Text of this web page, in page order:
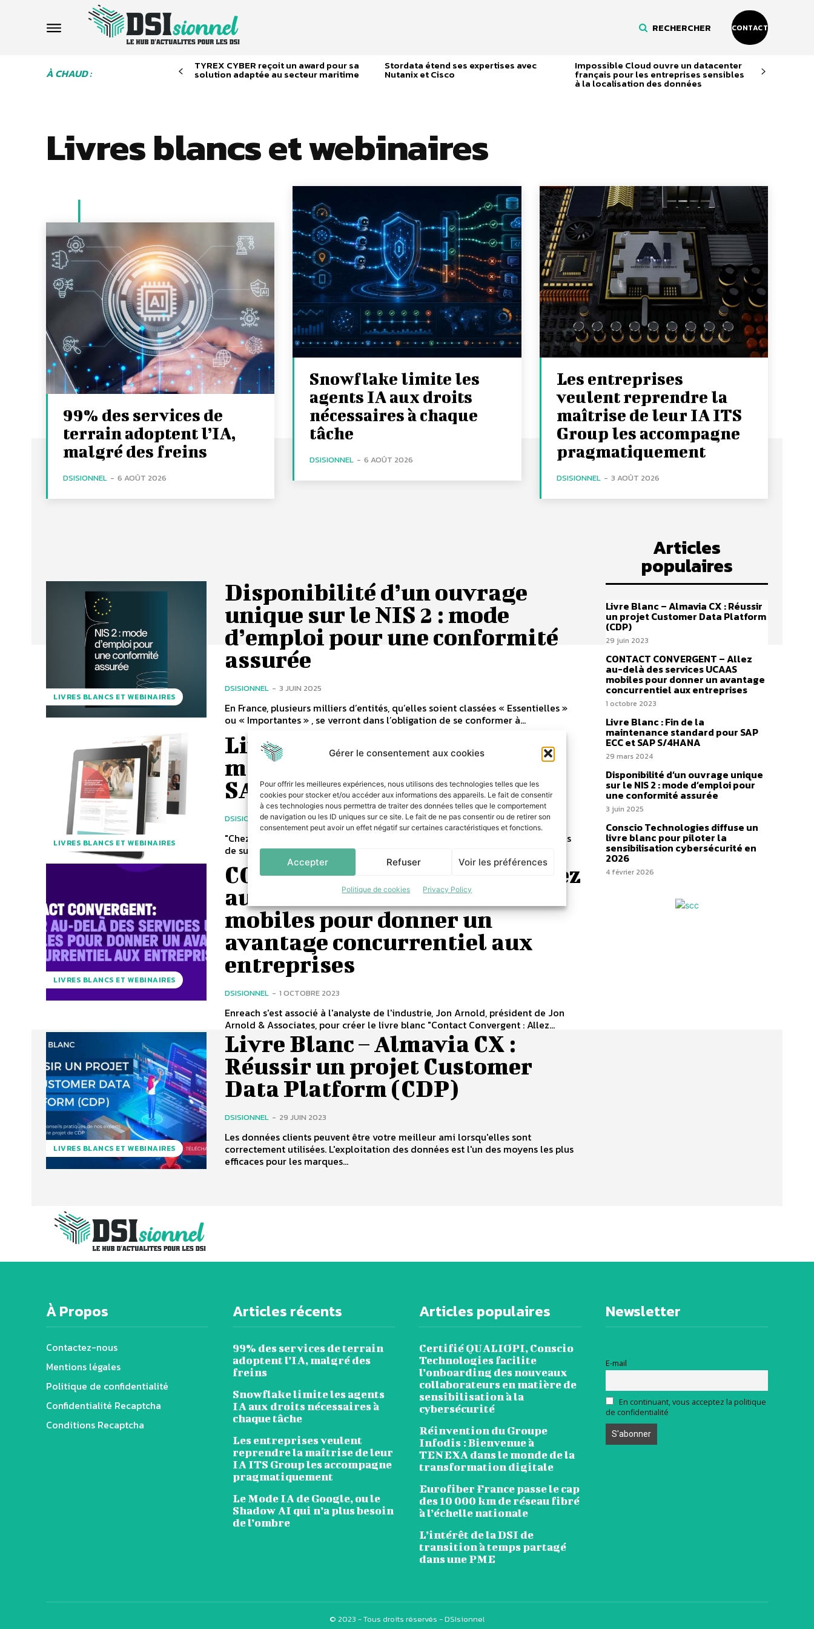
Gérer le consentement aux cookies
Pour offrir les meilleures expériences, nous utilisons des technologies telles que les
cookies pour stocker et/ou accéder aux informations des appareils. Le fait de consentir
à ces technologies nous permettra de traiter des données telles que le comportement
de navigation ou les ID uniques sur ce site. Le fait de ne pas consentir ou de retirer son
consentement peut avoir un effet négatif sur certaines caractéristiques et fonctions.
Accepter Refuser Voir les préférences
Politique de cookies Privacy Policy
RECHERCHER CONTACT
À CHAUD :
TYREX CYBER reçoit un award pour sa
solution adaptée au secteur maritime
Stordata étend ses expertises avec
Nutanix et Cisco
Impossible Cloud ouvre un datacenter
français pour les entreprises sensibles
à la localisation des données
Livres blancs et webinaires
99% des services de
terrain adoptent l’IA,
malgré des freins
DSISIONNEL - 6 AOÛT 2026
Snowflake limite les
agents IA aux droits
nécessaires à chaque
tâche
DSISIONNEL - 6 AOÛT 2026
Les entreprises
veulent reprendre la
maîtrise de leur IA ITS
Group les accompagne
pragmatiquement
DSISIONNEL - 3 AOÛT 2026
LIVRES BLANCS ET WEBINAIRES
Disponibilité d’un ouvrage
unique sur le NIS 2 : mode
d’emploi pour une conformité
assurée
DSISIONNEL - 3 JUIN 2025
En France, plusieurs milliers d’entités, qu’elles soient classées « Essentielles »
ou « Importantes » , se verront dans l’obligation de se conformer à...
LIVRES BLANCS ET WEBINAIRES
Livre Blanc : Fin de la
maintenance standard pour
SAP ECC et SAP S/4HANA
DSISIONNEL - 29 MARS 2024
"Chez delaware, nous tenons à informer pleinement nos clients sur les options
de support de leur ERP SAP. Bien que SAP ait annoncé que...
LIVRES BLANCS ET WEBINAIRES
CONTACT CONVERGENT – Allez
au-delà des services UCAAS
mobiles pour donner un
avantage concurrentiel aux
entreprises
DSISIONNEL - 1 OCTOBRE 2023
Enreach s'est associé à l'analyste de l'industrie, Jon Arnold, président de Jon
Arnold & Associates, pour créer le livre blanc "Contact Convergent : Allez...
LIVRES BLANCS ET WEBINAIRES
Livre Blanc – Almavia CX :
Réussir un projet Customer
Data Platform (CDP)
DSISIONNEL - 29 JUIN 2023
Les données clients peuvent être votre meilleur ami lorsqu'elles sont
correctement utilisées. L'exploitation des données est l'un des moyens les plus
efficaces pour les marques...
Articles
populaires
Livre Blanc – Almavia CX : Réussir
un projet Customer Data Platform
(CDP)
29 juin 2023
CONTACT CONVERGENT – Allez
au-delà des services UCAAS
mobiles pour donner un avantage
concurrentiel aux entreprises
1 octobre 2023
Livre Blanc : Fin de la
maintenance standard pour SAP
ECC et SAP S/4HANA
29 mars 2024
Disponibilité d’un ouvrage unique
sur le NIS 2 : mode d’emploi pour
une conformité assurée
3 juin 2025
Conscio Technologies diffuse un
livre blanc pour piloter la
sensibilisation cybersécurité en
2026
4 février 2026
À Propos
Contactez-nous
Mentions légales
Politique de confidentialité
Confidentialité Recaptcha
Conditions Recaptcha
Articles récents
99% des services de terrain
adoptent l’IA, malgré des
freins
Snowflake limite les agents
IA aux droits nécessaires à
chaque tâche
Les entreprises veulent
reprendre la maîtrise de leur
IA ITS Group les accompagne
pragmatiquement
Le Mode IA de Google, ou le
Shadow AI qui n’a plus besoin
de l’ombre
Articles populaires
Certifié QUALIOPI, Conscio
Technologies facilite
l’onboarding des nouveaux
collaborateurs en matière de
sensibilisation à la
cybersécurité
Réinvention du Groupe
Infodis : Bienvenue à
TENEXA dans le monde de la
transformation digitale
Eurofiber France passe le cap
des 10 000 km de réseau fibré
à l’échelle nationale
L’intérêt de la DSI de
transition à temps partagé
dans une PME
Newsletter
E-mail
En continuant, vous acceptez la politique
de confidentialité
© 2023 - Tous droits réservés - DSIsionnel